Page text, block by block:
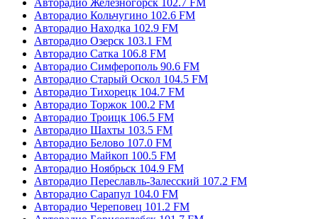
Авторадио Железногорск 102.7 FM
Авторадио Кольчугино 102.6 FM
Авторадио Находка 102.9 FM
Авторадио Озерск 103.1 FM
Авторадио Сатка 106.8 FM
Авторадио Симферополь 90.6 FM
Авторадио Старый Оскол 104.5 FM
Авторадио Тихорецк 104.7 FM
Авторадио Торжок 100.2 FM
Авторадио Троицк 106.5 FM
Авторадио Шахты 103.5 FM
Авторадио Белово 107.0 FM
Авторадио Майкоп 100.5 FM
Авторадио Ноябрьск 104.9 FM
Авторадио Переславль-Залесский 107.2 FM
Авторадио Сарапул 104.0 FM
Авторадио Череповец 101.2 FM